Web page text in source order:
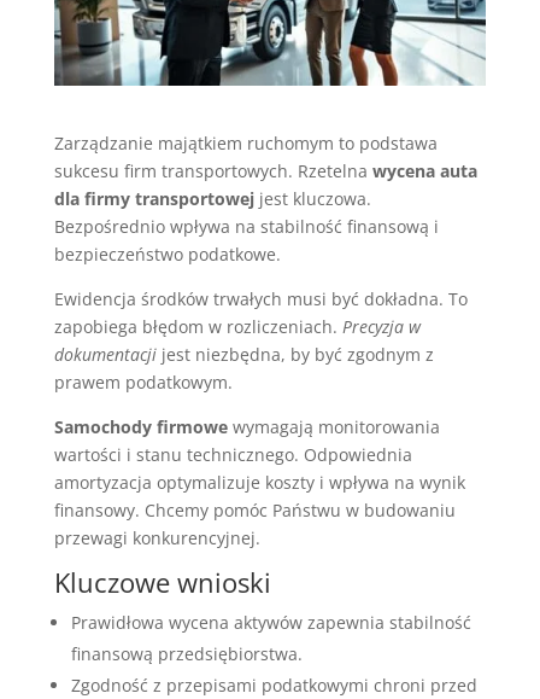
Zarządzanie majątkiem ruchomym to podstawa
sukcesu firm transportowych. Rzetelna wycena auta
dla firmy transportowejjest kluczowa.
Bezpośrednio wpływa na stabilność finansową i
bezpieczeństwo podatkowe.
Ewidencja środków trwałych musi być dokładna. To
zapobiega błędom w rozliczeniach. Precyzja w
dokumentacjijest niezbędna, by być zgodnym z
prawem podatkowym.
Samochody firmowewymagają monitorowania
wartości i stanu technicznego. Odpowiednia
amortyzacja optymalizuje koszty i wpływa na wynik
finansowy. Chcemy pomóc Państwu w budowaniu
przewagi konkurencyjnej.
Kluczowe wnioski
Prawidłowa wycena aktywów zapewnia stabilność
finansową przedsiębiorstwa.
Zgodność z przepisami podatkowymi chroni przed